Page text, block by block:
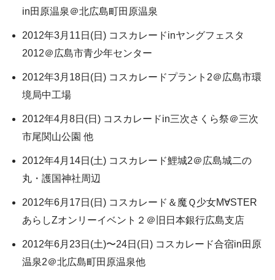
in田原温泉＠北広島町田原温泉
2012年3月11日(日) コスカレードinヤングフェスタ
2012＠広島市青少年センター
2012年3月18日(日) コスカレードプラント2＠広島市環
境局中工場
2012年4月8日(日) コスカレードin三次さくら祭＠三次
市尾関山公園 他
2012年4月14日(土) コスカレード鯉城2＠広島城二の
丸・護国神社周辺
2012年6月17日(日) コスカレード＆魔Ｑ少女M∀STER
あらしZオンリーイベント２＠旧日本銀行広島支店
2012年6月23日(土)〜24日(日) コスカレード合宿in田原
温泉2＠北広島町田原温泉他